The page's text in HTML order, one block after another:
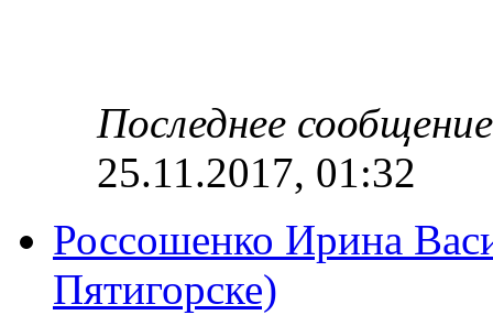
Последнее
25.11.2017, 01:32
Россошенко Ирина
Пятигорске)